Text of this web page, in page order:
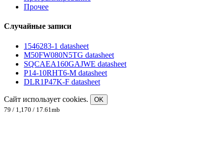
Прочее
Случайные записи
1546283-1 datasheet
M50FW080N5TG datasheet
SQCAEA160GAJWE datasheet
P14-10RHT6-M datasheet
DLR1P47K-F datasheet
Сайт использует cookies.
OK
79 / 1,170 / 17.61mb